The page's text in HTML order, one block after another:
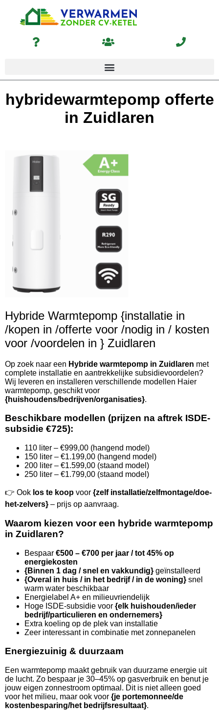
hybridewarmtepomp offerte
in Zuidlaren
Hybride Warmtepomp {installatie in
/kopen in /offerte voor /nodig in / kosten
voor /voordelen in } Zuidlaren
Op zoek naar een Hybride warmtepomp in Zuidlaren met
complete installatie en aantrekkelijke subsidievoordelen?
Wij leveren en installeren verschillende modellen Haier
warmtepomp, geschikt voor
{huishoudens/bedrijven/organisaties}.
Beschikbare modellen (prijzen na aftrek ISDE-
subsidie €725):
110 liter – €999,00 (hangend model)
150 liter – €1.199,00 (hangend model)
200 liter – €1.599,00 (staand model)
250 liter – €1.799,00 (staand model)
👉 Ook los te koop voor {zelf installatie/zelfmontage/doe-
het-zelvers} – prijs op aanvraag.
Waarom kiezen voor een hybride warmtepomp
in Zuidlaren?
Bespaar €500 – €700 per jaar / tot 45% op
energiekosten
{Binnen 1 dag / snel en vakkundig} geïnstalleerd
{Overal in huis / in het bedrijf / in de woning} snel
warm water beschikbaar
Energielabel A+ en milieuvriendelijk
Hoge ISDE-subsidie voor {elk huishouden/ieder
bedrijf/particulieren en ondernemers}
Extra koeling op de plek van installatie
Zeer interessant in combinatie met zonnepanelen
Energiezuinig & duurzaam
Een warmtepomp maakt gebruik van duurzame energie uit
de lucht. Zo bespaar je 30–45% op gasverbruik en benut je
jouw eigen zonnestroom optimaal. Dit is niet alleen goed
voor het milieu, maar ook voor {je portemonnee/de
kostenbesparing/het bedrijfsresultaat}.